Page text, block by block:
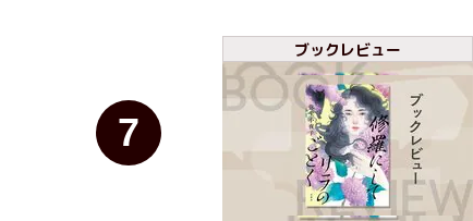
7
ブックレビュー